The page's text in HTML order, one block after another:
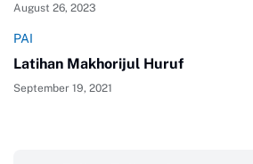
August 26, 2023
PAI
Latihan Makhorijul Huruf
September 19, 2021